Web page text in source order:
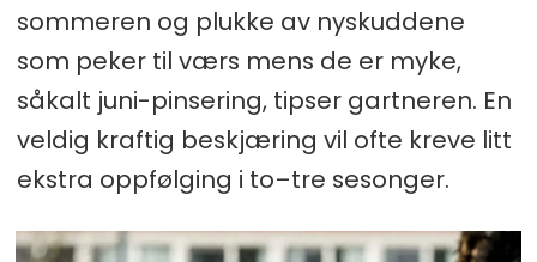
sommeren og plukke av nyskuddene
som peker til værs mens de er myke,
såkalt juni-pinsering, tipser gartneren. En
veldig kraftig beskjæring vil ofte kreve litt
ekstra oppfølging i to–tre sesonger.